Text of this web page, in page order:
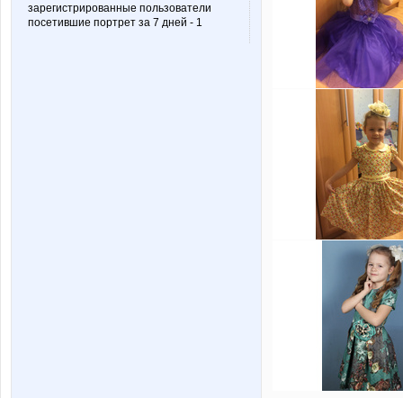
зарегистрированные пользователи
посетившие портрет за 7 дней - 1